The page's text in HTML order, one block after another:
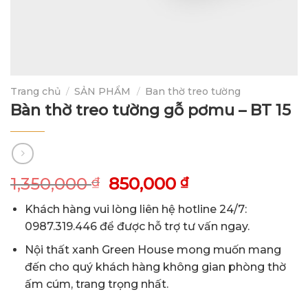
Trang chủ / SẢN PHẨM / Ban thờ treo tường
Bàn thờ treo tường gỗ pơmu – BT 15
1,350,000₫ 850,000₫
Khách hàng vui lòng liên hệ hotline 24/7:
0987.319.446 để được hỗ trợ tư vấn ngay.
Nội thất xanh Green House mong muốn mang
đến cho quý khách hàng không gian phòng thờ
ấm cúm, trang trọng nhất.